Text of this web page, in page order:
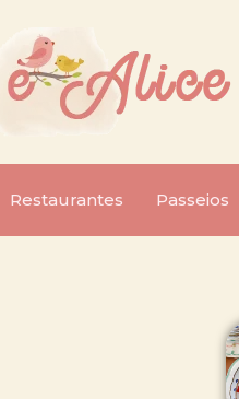
Restaurantes Passeios